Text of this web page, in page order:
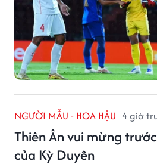
NGƯỜI MẪU - HOA HẬU 4 giờ
Thiên Ân vui mừng
của Kỳ Duyên